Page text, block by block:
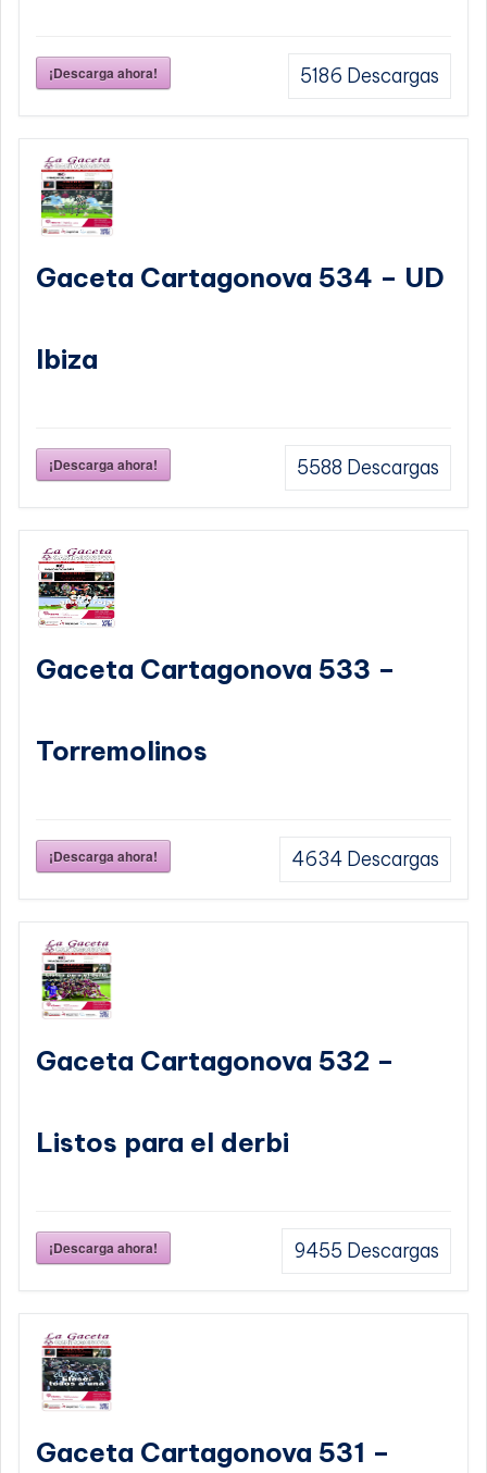
¡Descarga ahora! 5186 Descargas
Gaceta Cartagonova 534 – UD
Ibiza
¡Descarga ahora! 5588 Descargas
Gaceta Cartagonova 533 –
Torremolinos
¡Descarga ahora! 4634 Descargas
Gaceta Cartagonova 532 –
Listos para el derbi
¡Descarga ahora! 9455 Descargas
Gaceta Cartagonova 531 –